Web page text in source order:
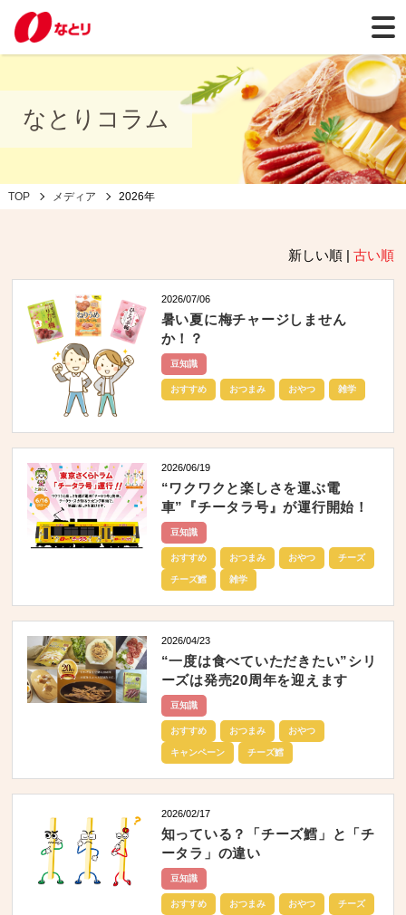
なとりコラム
TOP メディア 2026年
新しい順 | 古い順
2026/07/06
暑い夏に梅チャージしません
か！？
豆知識
おすすめ おつまみ おやつ 雑学
2026/06/19
“ワクワクと楽しさを運ぶ電
車”『チータラ号』が運行開始！
豆知識
おすすめ おつまみ おやつ チーズ
チーズ鱈 雑学
2026/04/23
“一度は食べていただきたい”シリ
ーズは発売20周年を迎えます
豆知識
おすすめ おつまみ おやつ
キャンペーン チーズ鱈
2026/02/17
知っている？「チーズ鱈」と「チ
ータラ」の違い
豆知識
おすすめ おつまみ おやつ チーズ